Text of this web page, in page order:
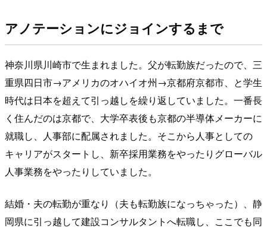
アノテーションにジョインするまで
神奈川県川崎市で生まれました。父が転勤族だったので、三
重県四日市→アメリカのオハイオ州→京都府京都市、と学生
時代は日本を超えて引っ越しを繰り返していました。一番長
く住んだのは京都で、大学卒表後も京都の半導体メーカーに
就職し、人事部に配属されました。そこから人事としての
キャリアがスタートし、新卒採用業務をやったりグローバル
人事業務をやったりしていました。
結婚・夫の転勤が重なり（夫も転勤族になっちゃった）、静
岡県に引っ越して建設コンサルタントへ転職し、ここでも同